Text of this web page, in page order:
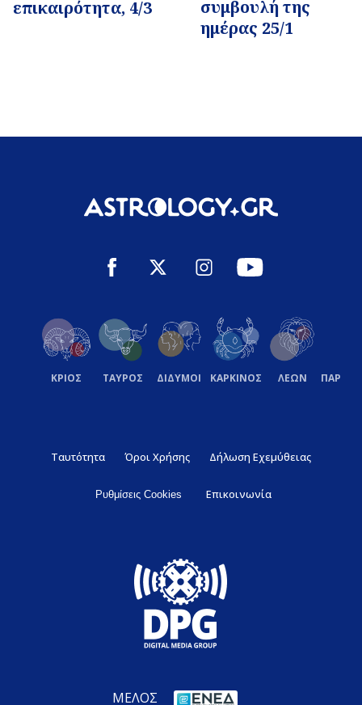
επικαιρότητα, 4/3
συμβουλή της
ημέρας 25/1
ΚΡΙΟΣ ΤΑΥΡΟΣ ΔΙΔΥΜΟΙ ΚΑΡΚΙΝΟΣ ΛΕΩΝ
Ταυτότητα Όροι Χρήσης Δήλωση Εχεμύθειας
Ρυθμίσεις Cookies Επικοινωνία
ΜΕΛΟΣ